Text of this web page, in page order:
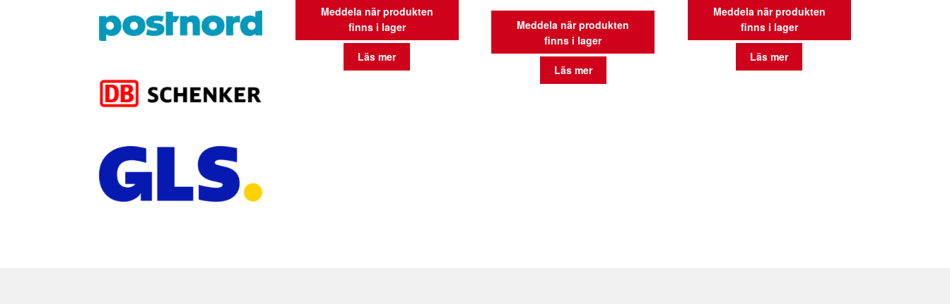
Meddela när produkten
finns i lager
Läs mer
Meddela när produkten
finns i lager
Läs mer
Meddela när produkten
finns i lager
Läs mer